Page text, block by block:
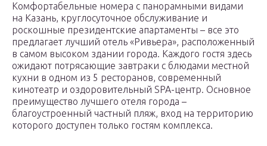
Комфортабельные номера с панорамными видами
на Казань, круглосуточное обслуживание и
роскошные президентские апартаменты – все это
предлагает лучший отель «Ривьера», расположенный
в самом высоком здании города. Каждого гостя здесь
ожидают потрясающие завтраки с блюдами местной
кухни в одном из 5 ресторанов, современный
кинотеатр и оздоровительный SPA-центр. Основное
преимущество лучшего отеля города –
благоустроенный частный пляж, вход на территорию
которого доступен только гостям комплекса.